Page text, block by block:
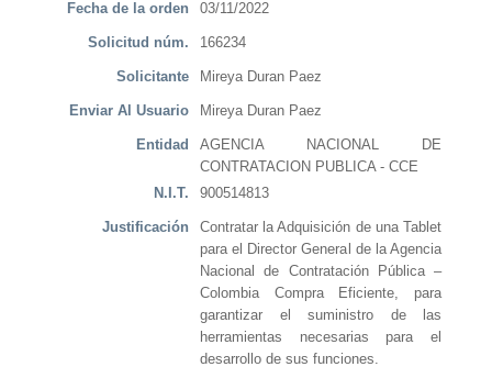
Fecha de la orden 03/11/2022
Solicitud núm. 166234
Solicitante Mireya Duran Paez
Enviar Al Usuario Mireya Duran Paez
Entidad
AGENCIA NACIONAL DE
CONTRATACION PUBLICA - CCE
N.I.T.
900514813
Justificación
Contratar la Adquisición de una Tablet
para el Director General de la Agencia
Nacional de Contratación Pública –
Colombia Compra Eficiente, para
garantizar el suministro de las
herramientas necesarias para el
desarrollo de sus funciones.